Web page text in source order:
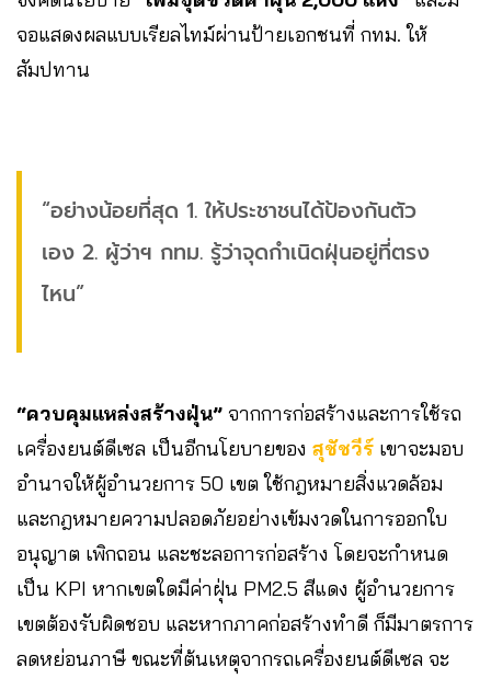
จอแสดงผลแบบเรียลไทม์ผ่านป้ายเอกชนที่ กทม. ให้
สัมปทาน
“อย่างน้อยที่สุด 1. ให้ประชาชนได้ป้องกันตัว
เอง 2. ผู้ว่าฯ กทม. รู้ว่าจุดกำเนิดฝุ่นอยู่ที่ตรง
ไหน”
“ควบคุมแหล่งสร้างฝุ่น” จากการก่อสร้างและการใช้รถ
เครื่องยนต์ดีเซล เป็นอีกนโยบายของ สุชัชวีร์ เขาจะมอบ
อำนาจให้ผู้อำนวยการ 50 เขต ใช้กฎหมายสิ่งแวดล้อม
และกฎหมายความปลอดภัยอย่างเข้มงวดในการออกใบ
อนุญาต เพิกถอน และชะลอการก่อสร้าง โดยจะกำหนด
เป็น KPI หากเขตใดมีค่าฝุ่น PM2.5 สีแดง ผู้อำนวยการ
เขตต้องรับผิดชอบ และหากภาคก่อสร้างทำดี ก็มีมาตรการ
ลดหย่อนภาษี ขณะที่ต้นเหตุจากรถเครื่องยนต์ดีเซล จะ